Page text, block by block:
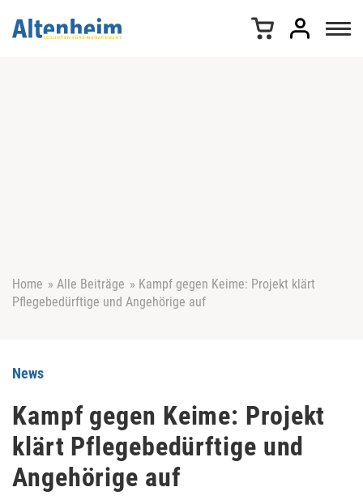
Home » Alle Beiträge » Kampf gegen Keime: Projekt klärt
Pflegebedürftige und Angehörige auf
News
Kampf gegen Keime: Projekt
klärt Pflegebedürftige und
Angehörige auf